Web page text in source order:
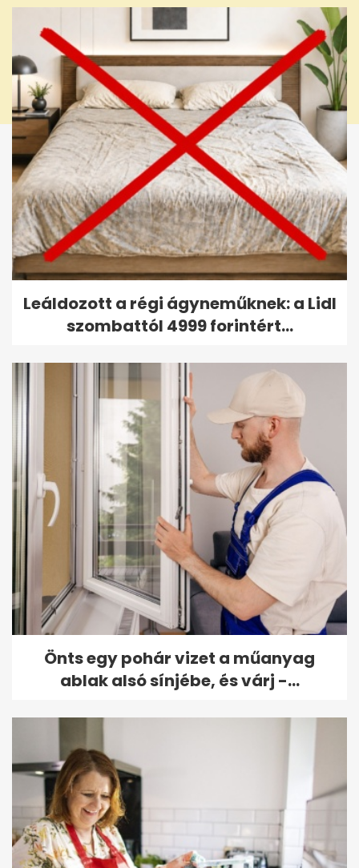
Leáldozott a régi ágyneműknek: a Lidl
szombattól 4999 forintért...
Önts egy pohár vizet a műanyag
ablak alsó sínjébe, és várj -...